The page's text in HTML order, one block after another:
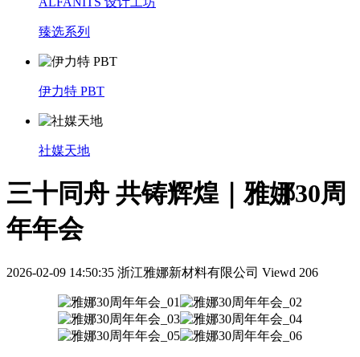
臻选系列
伊力特 PBT
社媒天地
三十同舟 共铸辉煌｜雅娜30周
年年会
2026-02-09 14:50:35 浙江雅娜新材料有限公司 Viewd 206